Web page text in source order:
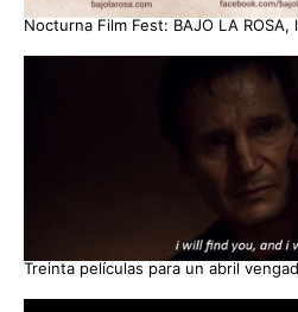
Nocturna Film Fest: BAJO LA
Treinta películas para un abril